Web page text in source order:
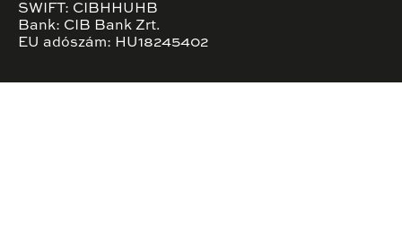
SWIFT: CIBHHUHB
Bank: CIB Bank Zrt.
EU adószám: HU18245402